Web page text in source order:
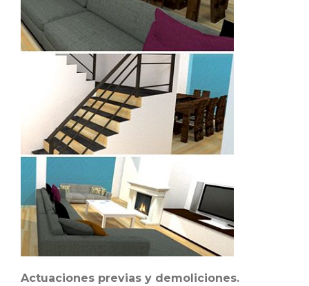
Actuaciones previas y demoliciones.